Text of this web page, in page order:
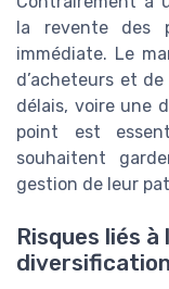
la revente des
immédiate. Le
d’acheteurs et
délais, voire une
point est
souhaitent
gestion de leur
Risques liés
diversification